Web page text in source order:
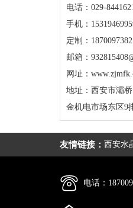
电话：029-
手机：
定制：
邮箱：
网址：
地址：西安市灞
金机电市场东区9
友情链接： 西安水
电话：